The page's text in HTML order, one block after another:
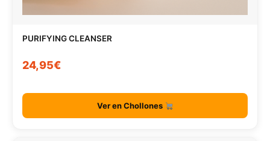
PURIFYING CLEANSER
24,95€
Ver en Chollones